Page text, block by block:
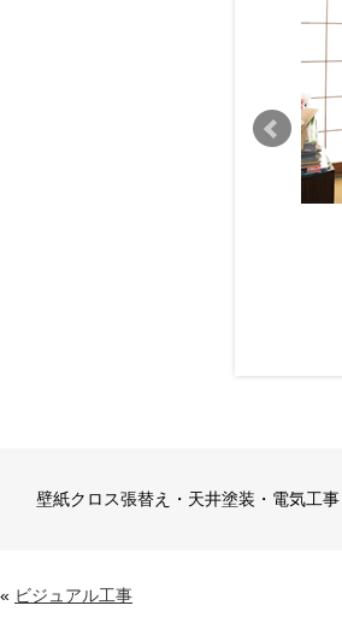
壁紙クロス張替え・天井塗装・電気工
« ビジュアル工事